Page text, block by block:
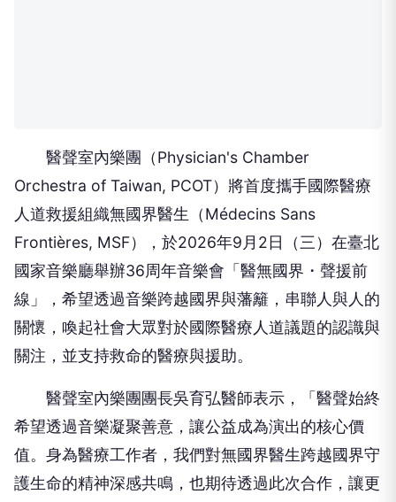
醫聲室內樂團（Physician's Chamber
Orchestra of Taiwan, PCOT）將首度攜手國際醫療
人道救援組織無國界醫生（Médecins Sans
Frontières, MSF），於2026年9月2日（三）在臺北
國家音樂廳舉辦36周年音樂會「醫無國界・聲援前
線」，希望透過音樂跨越國界與藩籬，串聯人與人的
關懷，喚起社會大眾對於國際醫療人道議題的認識與
關注，並支持救命的醫療與援助。
醫聲室內樂團團長吳育弘醫師表示，「醫聲始終
希望透過音樂凝聚善意，讓公益成為演出的核心價
值。身為醫療工作者，我們對無國界醫生跨越國界守
護生命的精神深感共鳴，也期待透過此次合作，讓更